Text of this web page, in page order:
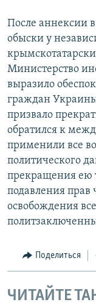
После аннексии
обыски у
Министерство
выразило
граждан
призвало
обратился к
применили все
политического
прекращения ею
подавления прав
освобождения
Поделиться
ЧИТАЙТЕ